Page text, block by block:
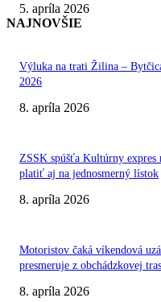
5. apríla 2026
NAJNOVŠIE
Výluka na trati Žilina –
2026
8. apríla 2026
ZSSK spúšťa Kultúrny
platiť aj na jednosmerný lístok
8. apríla 2026
Motoristov čaká víkendová
presmeruje z obchádzkovej
8. apríla 2026